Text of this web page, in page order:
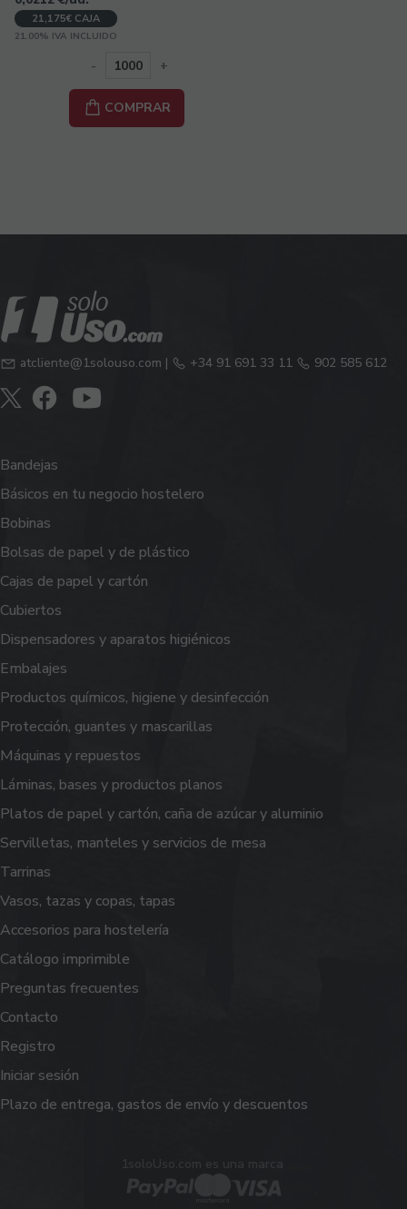
21,175€ CAJA
21.00% IVA INCLUIDO
- +
COMPRAR
atcliente@1solouso.com | +34 91 691 33 11 902 585 612
Bandejas
Básicos en tu negocio hostelero
Bobinas
Bolsas de papel y de plástico
Cajas de papel y cartón
Cubiertos
Dispensadores y aparatos higiénicos
Embalajes
Productos químicos, higiene y desinfección
Protección, guantes y mascarillas
Máquinas y repuestos
Láminas, bases y productos planos
Platos de papel y cartón, caña de azúcar y aluminio
Servilletas, manteles y servicios de mesa
Tarrinas
Vasos, tazas y copas, tapas
Accesorios para hostelería
Catálogo imprimible
Preguntas frecuentes
Contacto
Registro
Iniciar sesión
Plazo de entrega, gastos de envío y descuentos
1soloUso.com es una marca